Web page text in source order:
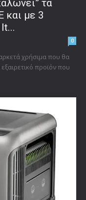
τα
με 3
0
χρήσιμα που θα
προϊόν που